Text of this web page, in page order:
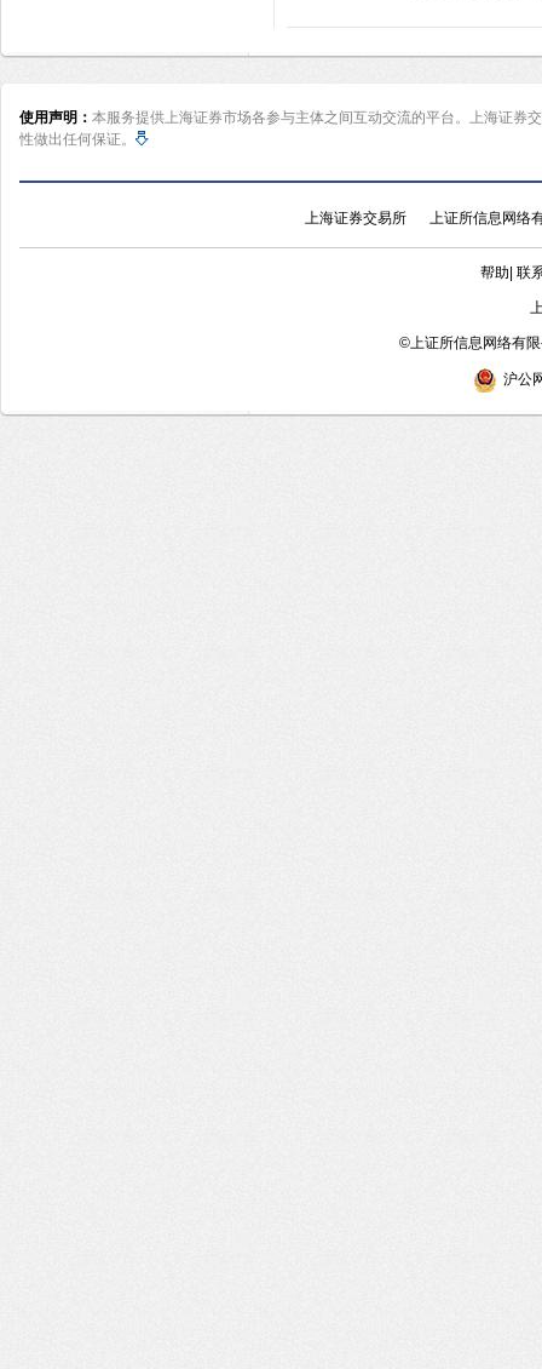
使用声明： 本服务提供上海证券市场各参与主体之间互动交流的平台。上海证券
性做出任何保证。
上海证券交易所 上证所信息网络
帮助 联
©上证所信息网络有
沪公